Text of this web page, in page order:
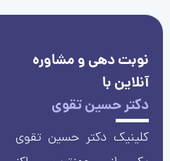
نوبت دهی و مشاوره
آنلاین با
دکتر حسین تقوی
کلینیک دکتر حسین تقوی